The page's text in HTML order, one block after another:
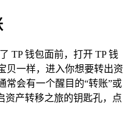
TP 钱包面前，打开 TP 钱
贝一样，进入你想要转出资
常会有一个醒目的“转账”或
资产转移之旅的钥匙孔，点